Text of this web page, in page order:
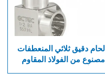
لحام دقيق ثلاثي المنعطفات
مصنوع من الفولاذ المقاوم